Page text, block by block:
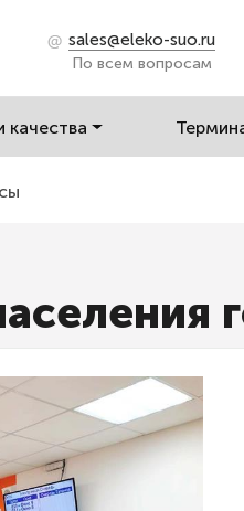
sales@eleko-suo.ru
По всем вопросам
качества